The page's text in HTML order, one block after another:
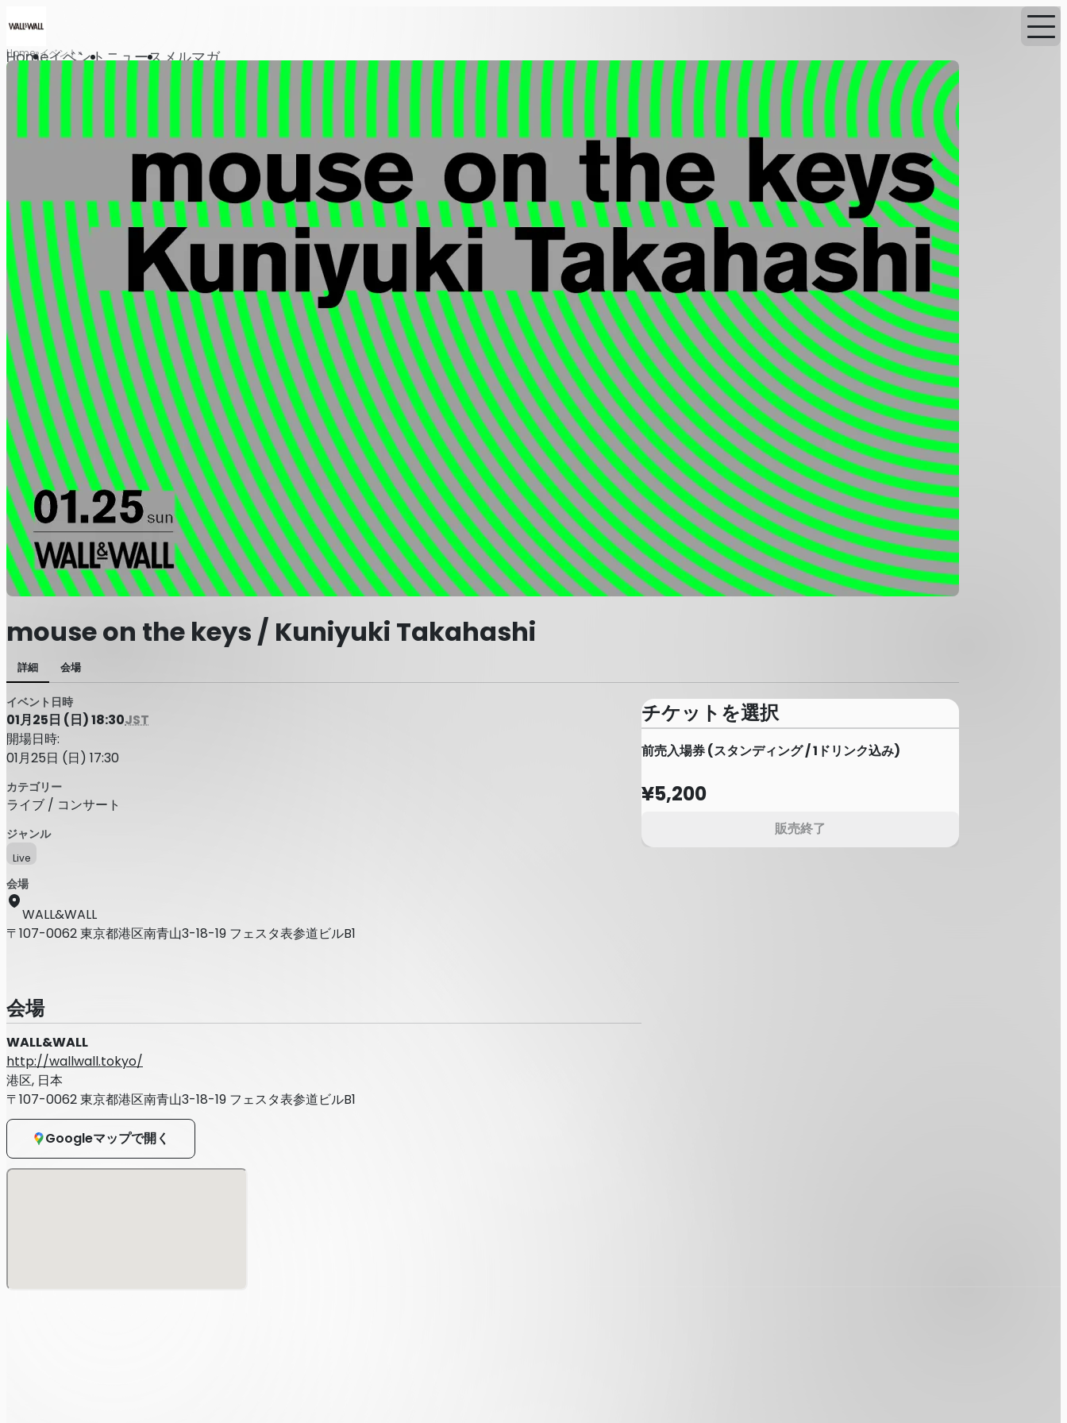
Homeイベントニュースメルマガ
Home イベント
mouse on the keys / Kuniyuki Takahashi
詳細 会場
イベント日時
01月25日 (日) 18:30JST
開場日時:
01月25日 (日) 17:30
カテゴリー
ライブ / コンサート
ジャンル
Live
会場
WALL&WALL
〒107-0062 東京都港区南青山3-18-19 フェスタ表参道ビルB1
会場
WALL&WALL
http://wallwall.tokyo/
港区, 日本
〒107-0062 東京都港区南青山3-18-19 フェスタ表参道ビルB1
Googleマップで開く
チケットを選択
前売入場券 (スタンディング / 1ドリンク込み)
¥5,200
販売終了